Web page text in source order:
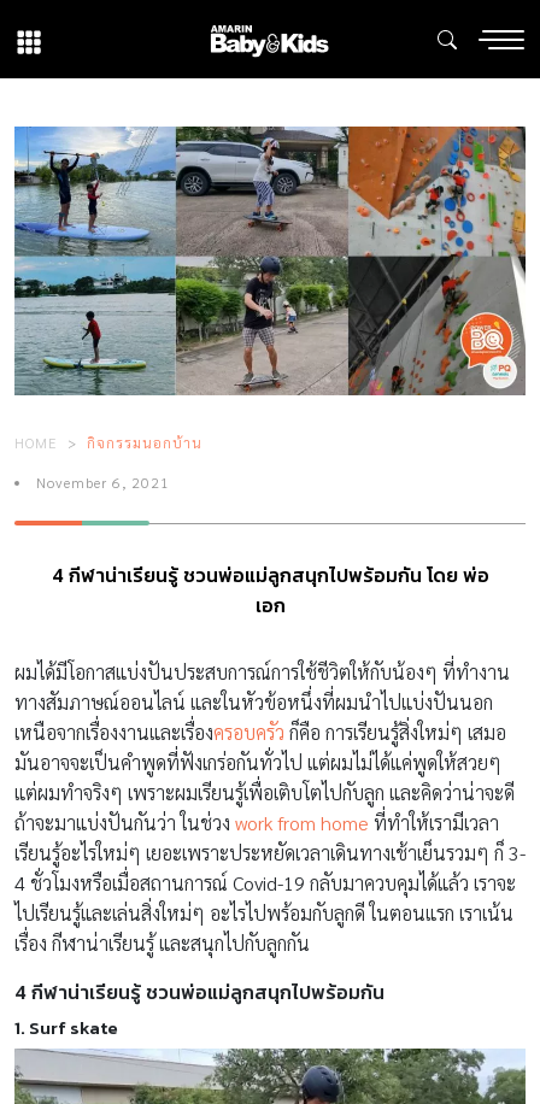
HOME กิจกรรมนอกบ้าน
November 6, 2021
4 กีฬาน่าเรียนรู้ ชวนพ่อแม่ลูกสนุกไปพร้อมกัน โดย พ่อ
เอก
ผมได้มีโอกาสแบ่งปันประสบการณ์การใช้ชีวิตให้กับน้องๆ ที่ทำงาน
ทางสัมภาษณ์ออนไลน์ และในหัวข้อหนึ่งที่ผมนำไปแบ่งปันนอก
เหนือจากเรื่องงานและเรื่องครอบครัว ก็คือ การเรียนรู้สิ่งใหม่ๆ เสมอ
มันอาจจะเป็นคำพูดที่ฟังเกร่อกันทั่วไป แต่ผมไม่ได้แค่พูดให้สวยๆ
แต่ผมทำจริงๆ เพราะผมเรียนรู้เพื่อเติบโตไปกับลูก และคิดว่าน่าจะดี
ถ้าจะมาแบ่งปันกันว่า ในช่วง work from home ที่ทำให้เรามีเวลา
เรียนรู้อะไรใหม่ๆ เยอะเพราะประหยัดเวลาเดินทางเช้าเย็นรวมๆ ก็ 3-
4 ชั่วโมงหรือเมื่อสถานการณ์ Covid-19 กลับมาควบคุมได้แล้ว เราจะ
ไปเรียนรู้และเล่นสิ่งใหม่ๆ อะไรไปพร้อมกับลูกดี ในตอนแรก เราเน้น
เรื่อง กีฬาน่าเรียนรู้ และสนุกไปกับลูกกัน
4 กีฬาน่าเรียนรู้ ชวนพ่อแม่ลูกสนุกไปพร้อมกัน
1. Surf skate